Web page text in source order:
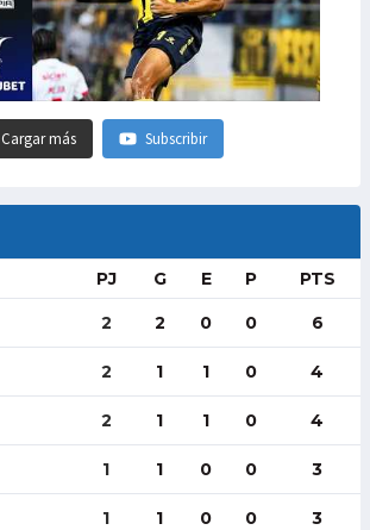
Cargar más Subscribir
PJ G E P PTS
2 2 0 0 6
2 1 1 0 4
2 1 1 0 4
1 1 0 0 3
1 1 0 0 3